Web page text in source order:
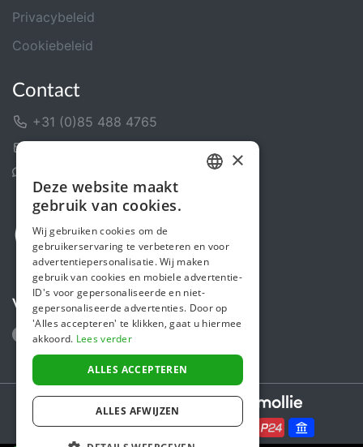
Privacybeleid
Cookiebeleid
Contact
+31 (0)85 488 4765
Volg ons
Secure payments powered by
ENGLISH
×
Deze website maakt
gebruik van cookies.
Wij gebruiken cookies om de
gebruikerservaring te verbeteren en voor
advertentiepersonalisatie. Wij maken
gebruik van cookies en mobiele advertentie-
ID's voor gepersonaliseerde en niet-
gepersonaliseerde advertenties. Door op
'Alles accepteren' te klikken, gaat u hiermee
akkoord. Lees verder
ALLES ACCEPTEREN
ALLES AFWIJZEN